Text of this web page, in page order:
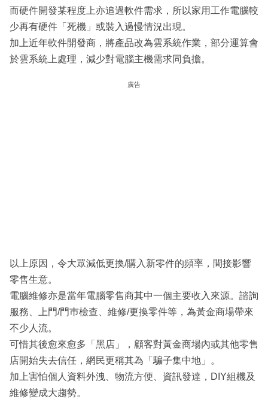
而硬件開發某程度上亦追過軟件需求，所以家用工作電腦較
少再有硬件「死機」或裝入過慢情況出現。
加上近年軟件開發商，將產品改為雲系統作業，部分運算會
於雲系統上處理，減少對電腦主機需求同負擔。
廣告
以上原因，令大眾減低更換/購入新零件的頻率，間接影響
零售生意。
電腦維修亦是當年電腦零售商其中一個主要收入來源。諮詢
服務、上門/門巿檢查、維修/更換零件等，為黃金商場帶來
不少人流。
可惜其後愈來愈多「黑店」，顧客對黃金商場內或其他零售
店開始失去信任，網民更稱其為「騙子集中地」。
加上害怕個人資料外洩、物流方便、資訊發達，DIY組機及
維修變成大趨勢。